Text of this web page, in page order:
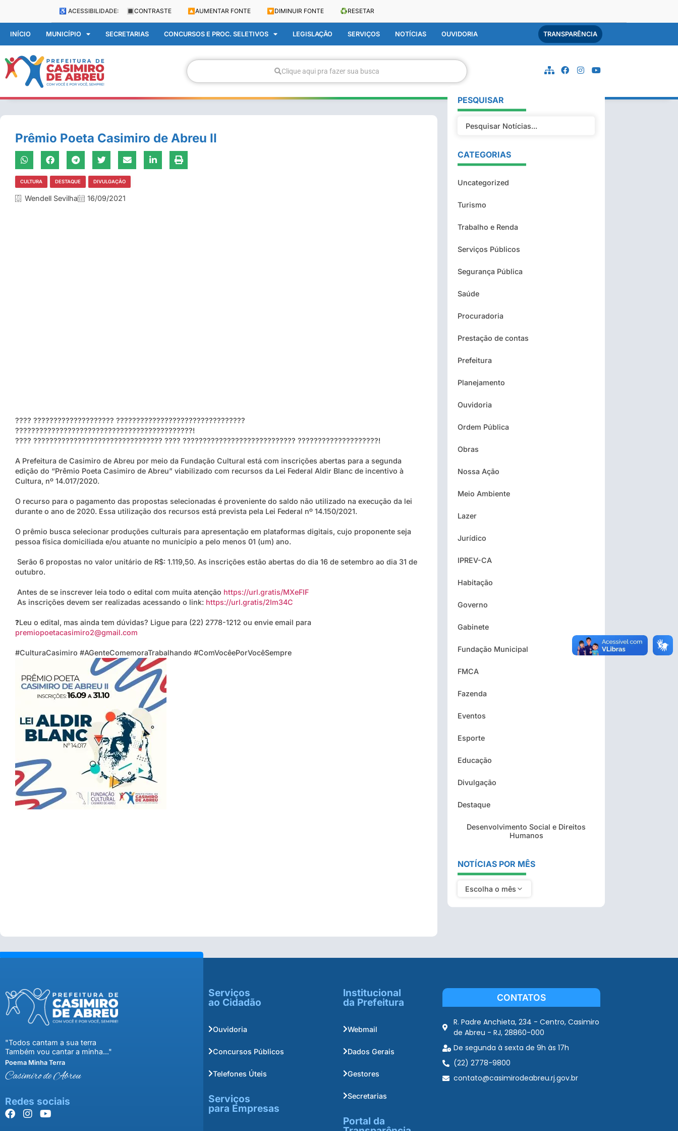
♿ ACESSIBILIDADE: 🔳 CONTRASTE 🔼 AUMENTAR FONTE 🔽 DIMINUIR FONTE ♻️RESETAR
INÍCIO MUNICÍPIO SECRETARIAS CONCURSOS E PROC. SELETIVOS LEGISLAÇÃO SERVIÇOS NOTÍCIAS OUVIDORIA TRANSPARÊNCIA
Clique aqui pra fazer sua busca
Prêmio Poeta Casimiro de Abreu II
CULTURA DESTAQUE DIVULGAÇÃO
Wendell Sevilha 16/09/2021
???? ???????????????????? ????????????????????????????????
????????????????????????????????????????????!
???? ???????????????????????????????? ???? ???????????????????????????? ????????????????????!
A Prefeitura de Casimiro de Abreu por meio da Fundação Cultural está com inscrições abertas para a segunda
edição do “Prêmio Poeta Casimiro de Abreu” viabilizado com recursos da Lei Federal Aldir Blanc de incentivo à
Cultura, nº 14.017/2020.
O recurso para o pagamento das propostas selecionadas é proveniente do saldo não utilizado na execução da lei
durante o ano de 2020. Essa utilização dos recursos está prevista pela Lei Federal nº 14.150/2021.
O prêmio busca selecionar produções culturais para apresentação em plataformas digitais, cujo proponente seja
pessoa física domiciliada e/ou atuante no município a pelo menos 01 (um) ano.
Serão 6 propostas no valor unitário de R$: 1.119,50. As inscrições estão abertas do dia 16 de setembro ao dia 31 de
outubro.
Antes de se inscrever leia todo o edital com muita atenção https://url.gratis/MXeFIF
As inscrições devem ser realizadas acessando o link: https://url.gratis/2Im34C
❓Leu o edital, mas ainda tem dúvidas? Ligue para (22) 2778-1212 ou envie email para
premiopoetacasimiro2@gmail.com
#CulturaCasimiro #AGenteComemoraTrabalhando #ComVocêePorVocêSempre
PESQUISAR
CATEGORIAS
Uncategorized
Turismo
Trabalho e Renda
Serviços Públicos
Segurança Pública
Saúde
Procuradoria
Prestação de contas
Prefeitura
Planejamento
Ouvidoria
Ordem Pública
Obras
Nossa Ação
Meio Ambiente
Lazer
Jurídico
IPREV-CA
Habitação
Governo
Gabinete
Fundação Municipal
FMCA
Fazenda
Eventos
Esporte
Educação
Divulgação
Destaque
Desenvolvimento Social e Direitos
Humanos
NOTÍCIAS POR MÊS
Escolha o mês
"Todos cantam a sua terra
Também vou cantar a minha..."
Poema Minha Terra
Casimiro de Abreu
Redes sociais
Serviços
ao Cidadão
Ouvidoria
Concursos Públicos
Telefones Úteis
Serviços
para Empresas
Institucional
da Prefeitura
Webmail
Dados Gerais
Gestores
Secretarias
Portal da
CONTATOS
R. Padre Anchieta, 234 - Centro, Casimiro
de Abreu - RJ, 28860-000
De segunda à sexta de 9h às 17h
(22) 2778-9800
contato@casimirodeabreu.rj.gov.br